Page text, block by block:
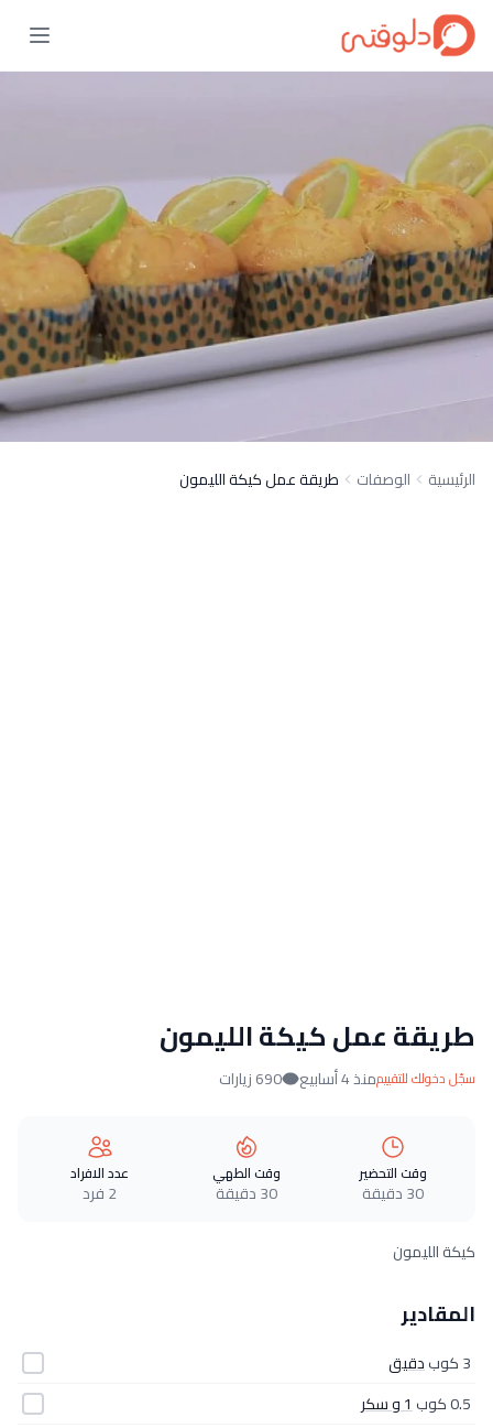
الرئيسية الوصفات طريقة عمل كيكة الليمون
طريقة عمل كيكة الليمون
سجّل دخولك للتقييممنذ 4 أسابيع 690 زيارات
وقت التحضير
30 دقيقة
وقت الطهي
30 دقيقة
عدد الافراد
2 فرد
كيكة الليمون
المقادير
3 كوب
دقيق
0.5 كوب
1 و سكر